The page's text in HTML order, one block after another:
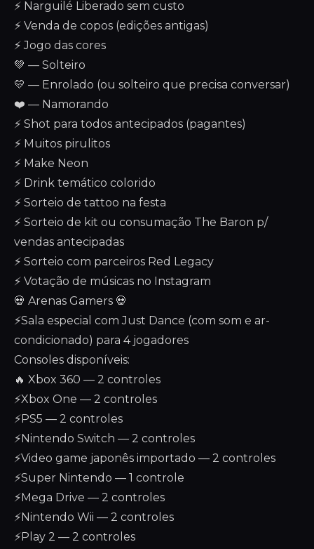
⚡ Narguilé Liberado sem custo
⚡ Venda de copos (edições antigas)
⚡ Jogo das cores
💚 — Solteiro
💛 — Enrolado (ou solteiro que precisa conversar)
❤️ — Namorando
⚡ Shot para todos antecipados (pagantes)
⚡ Muitos pirulitos
⚡ Make Neon
⚡ Drink temático colorido
⚡ Sorteio de tattoo na festa
⚡ Sorteio de kit ou consumação The Baron p/
vendas antecipadas
⚡ Sorteio com parceiros Red Legacy
⚡ Votação de músicas no Instagram
💀 Arenas Gamers 💀
⚡Sala especial com Just Dance (com som e ar-
condicionado) para 4 jogadores
Consoles disponíveis:
🔥 Xbox 360 — 2 controles
⚡Xbox One — 2 controles
⚡PS5 — 2 controles
⚡Nintendo Switch — 2 controles
⚡Video game japonês importado — 2 controles
⚡Super Nintendo — 1 controle
⚡Mega Drive — 2 controles
⚡Nintendo Wii — 2 controles
⚡Play 2 — 2 controles